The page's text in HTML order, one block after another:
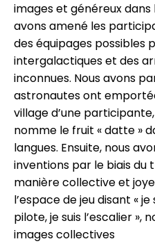
images et généreux dans
avons amené les
des équipages possibles
intergalactiques et des
inconnues. Nous avons
astronautes ont
village d’une
nomme le fruit « datte »
langues. Ensuite, nous
inventions par le biais
manière collective et
l’espace de jeu disant «
pilote, je suis l’escalier »,
images collectives